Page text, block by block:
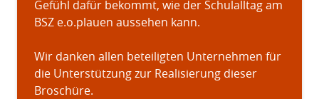
Gefühl dafür bekommt, wie der Schulalltag am
BSZ e.o.plauen aussehen kann.
Wir danken allen beteiligten Unternehmen für
die Unterstützung zur Realisierung dieser
Broschüre.